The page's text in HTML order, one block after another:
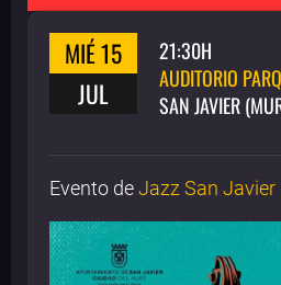
MIÉ 15
JUL
21:30H
AUDITORIO
SAN JAVIER
Evento deJazz San Javier